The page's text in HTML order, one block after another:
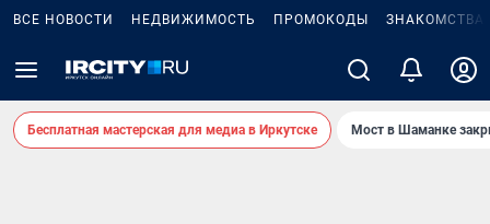
ВСЕ НОВОСТИ НЕДВИЖИМОСТЬ ПРОМОКОДЫ ЗНАКОМСТВА
Бесплатная мастерская для медиа в Иркутске Мост в Шаманке